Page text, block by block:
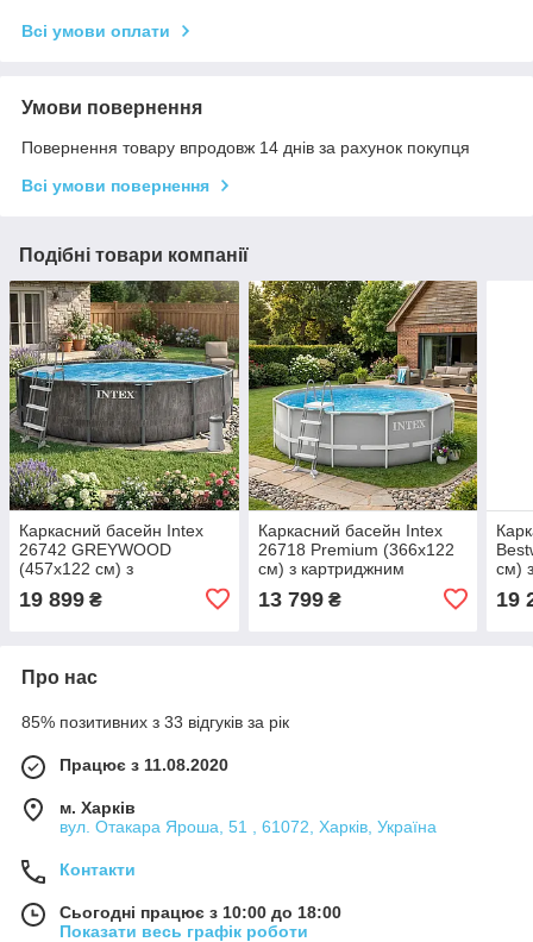
Всі умови оплати
Умови повернення
Повернення товару впродовж 14 днів за рахунок покупця
Всі умови повернення
Подібні товари компанії
Каркасний басейн Intex
26742 GREYWOOD
(457х122 см) з
сходами та тентом
19 899 ₴
Каркасний басейн Intex
26718 Premium (366х122
см) з картриджним
13 799₴
см)
19
Про нас
85% позитивних з 33 відгуків за рік
Працює з 11.08.2020
м. Харків
вул. Отакара Яроша, 51 , 61072, Харків, Україна
Контакти
Сьогодні працює з 10:00 до 18:00
Показати весь графік роботи